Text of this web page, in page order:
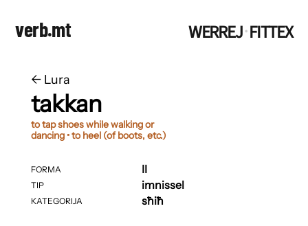
verb.mt WERREJ·FITTEX
← ​​Lura
takkan
to tap shoes while walking or
dancing • to heel (of boots, etc.)
FORMA
TIP
KATEGORIJA
II
imnissel
sħiħ